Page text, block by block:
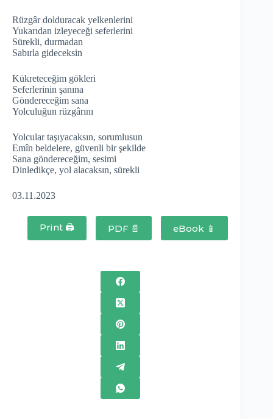
Rüzgâr dolduracak yelkenlerini
Yukarıdan izleyeceği seferlerini
Sürekli, durmadan
Sabırla gideceksin
Kükreteceğim gökleri
Seferlerinin şanına
Göndereceğim sana
Yolculuğun rüzgârını
Yolcular taşıyacaksın, sorumlusun
Emîn beldelere, güvenli bir şekilde
Sana göndereceğim, sesimi
Dinledikçe, yol alacaksın, sürekli
03.11.2023
Print 🖨 PDF 📄 eBook 📱